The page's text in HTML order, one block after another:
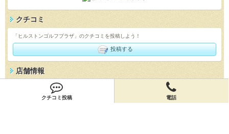
クチコミ投稿 電話
クチコミ
「ヒルストンゴルフプラザ」のクチコミを投稿しよう！
投稿する
店舗情報
「ヒルストンゴルフプラザ」の店舗情報を編集しよう！